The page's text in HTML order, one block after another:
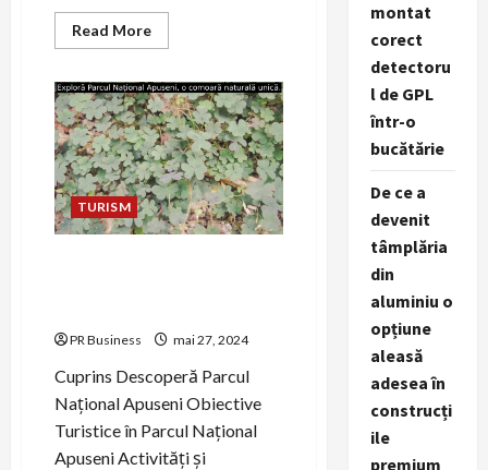
Read MoreRead
more
Râșnovul,
orașul
cu
istorie
și
frumusețe
TURISM
PR Business mai 27, 2024
Cuprins Descoperă Parcul
Național Apuseni Obiective
Turistice în Parcul Național
Apuseni Activități și
montat
corect
detectoru
l de GPL
într-o
bucătărie
De ce a
devenit
tâmplăria
din
aluminiu o
opțiune
aleasă
adesea în
construcți
ile
premium